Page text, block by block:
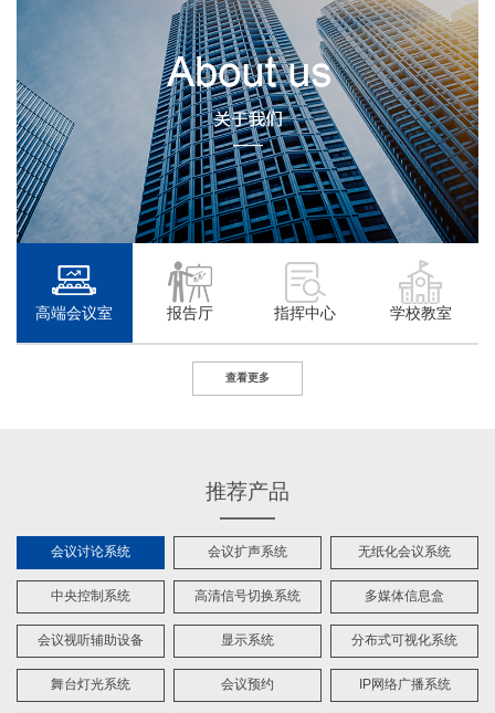
高端会议室 报告厅 指挥中心 学校教室
查看更多
推荐产品
会议讨论系统 会议扩声系统 无纸化会议系统
中央控制系统 高清信号切换系统 多媒体信息盒
会议视听辅助设备 显示系统 分布式可视化系统
舞台灯光系统 会议预约 IP网络广播系统